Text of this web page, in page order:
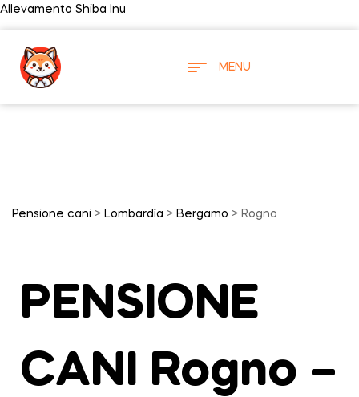
Allevamento Shiba Inu
MENU
Pensione cani > Lombardía > Bergamo > Rogno
PENSIONE
CANI Rogno –